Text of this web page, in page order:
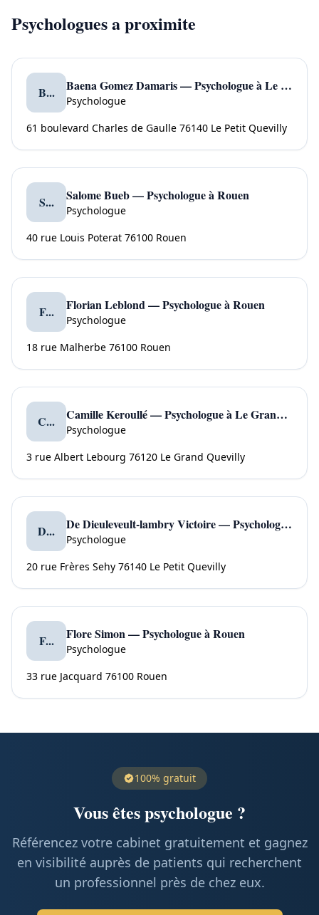
Psychologues a proximite
B... Baena Gomez Damaris — Psychologue à Le Petit Quevilly
Psychologue
61 boulevard Charles de Gaulle 76140 Le Petit Quevilly
S... Salome Bueb — Psychologue à Rouen
Psychologue
40 rue Louis Poterat 76100 Rouen
F... Florian Leblond — Psychologue à Rouen
Psychologue
18 rue Malherbe 76100 Rouen
C... Camille Keroullé — Psychologue à Le Grand Quevilly
Psychologue
3 rue Albert Lebourg 76120 Le Grand Quevilly
D... De Dieuleveult-lambry Victoire — Psychologue à Le Petit Quevilly
Psychologue
20 rue Frères Sehy 76140 Le Petit Quevilly
F... Flore Simon — Psychologue à Rouen
Psychologue
33 rue Jacquard 76100 Rouen
100% gratuit
Vous êtes psychologue ?
Référencez votre cabinet gratuitement et gagnez
en visibilité auprès de patients qui recherchent
un professionnel près de chez eux.